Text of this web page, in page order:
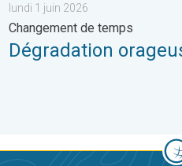
lundi 1 juin 2026
Changement de temps
Dégradation